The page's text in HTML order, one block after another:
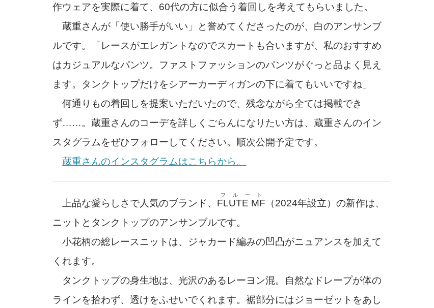
作ウェアを実際に着て、60代の方に似合う着回しを考えてもらいました。
蔵重さんが「使い勝手がいい」と誉めてくださったのが、白のアンサンブ
ルです。「レースがエレガントなのでスカートも合いますが、私のおすすめ
はカジュアルなパンツ。ファストファッションのパンツがぐっと品よく見え
ます。タンクトップだけをシアーカーディガンの下に着てもいいですね」
何通りもの着回しを提案いただいたので、残念ながら全ては掲載でき
ず……。蔵重さんのコーデを詳しくごらんになりたい方は、蔵重さんのイン
スタグラムをぜひフォローしてください。順次公開予定です。
蔵重さんのインスタグラムはこちらから。
上品な愛らしさで人気のブランド、 FLUTE MF
フルート
（2024年設立）の新作は、
ニットとタンクトップのアンサンブルです。
小花柄の総レースニットは、ジャカード編みの凹凸がニュアンスを加えて
くれます。
タンクトップの身生地は、光沢のあるレーヨン混。自然なドレープが体の
ラインを拾わず、透けをふせいでくれます。裾部分にはジョーゼットをあし